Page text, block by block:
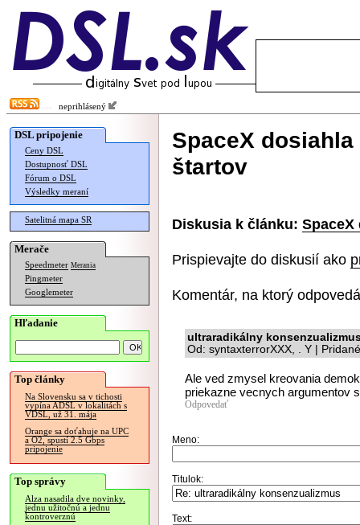
neprihlásený
DSL pripojenie
Ceny DSL
Dostupnosť DSL
Fórum o DSL
Výsledky meraní
Satelitná mapa SR
Merače
Speedmeter Merania
Pingmeter
Googlemeter
Hľadanie
Top články
Na Slovensku sa v tichosti
vypína ADSL v lokalitách s
VDSL, už 31. mája
Orange sa doťahuje na UPC
a O2, spustí 2.5 Gbps
pripojenie
Top správy
Alza nasadila dve novinky,
jednu užitočnú a jednu
kontroverznú
SpaceX
štartov
Diskusia k článku:
Prispievajte do diskusií ako
Komentár, na ktorý
ultraradikálny
Od: syntaxterrorXXX, . Y |
Ale ved zmysel kreovania
priekazne vecnych argumentov
Odpovedať
Meno:
Titulok:
Text: